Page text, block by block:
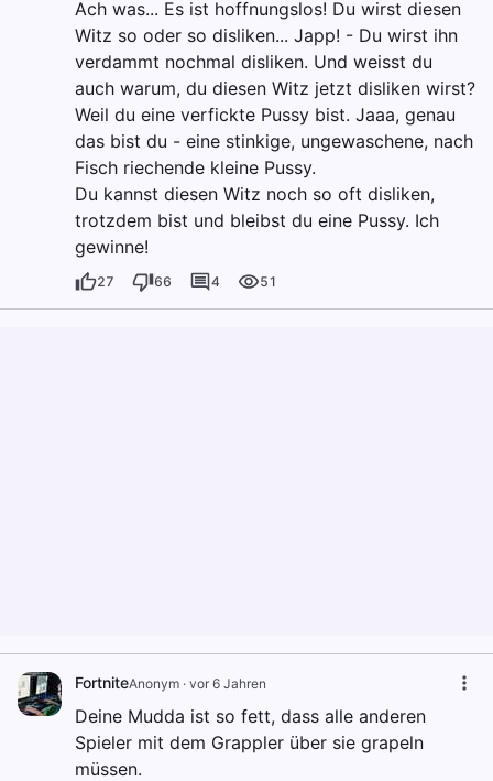
Ach was... Es ist hoffnungslos! Du wirst diesen
Witz so oder so disliken... Japp! - Du wirst ihn
verdammt nochmal disliken. Und weisst du
auch warum, du diesen Witz jetzt disliken wirst?
Weil du eine verfickte Pussy bist. Jaaa, genau
das bist du - eine stinkige, ungewaschene, nach
Fisch riechende kleine Pussy.
Du kannst diesen Witz noch so oft disliken,
trotzdem bist und bleibst du eine Pussy. Ich
gewinne!
27 66 4 51
FortniteAnonym · vor 6 Jahren
Deine Mudda ist so fett, dass alle anderen
Spieler mit dem Grappler über sie grapeln
müssen.